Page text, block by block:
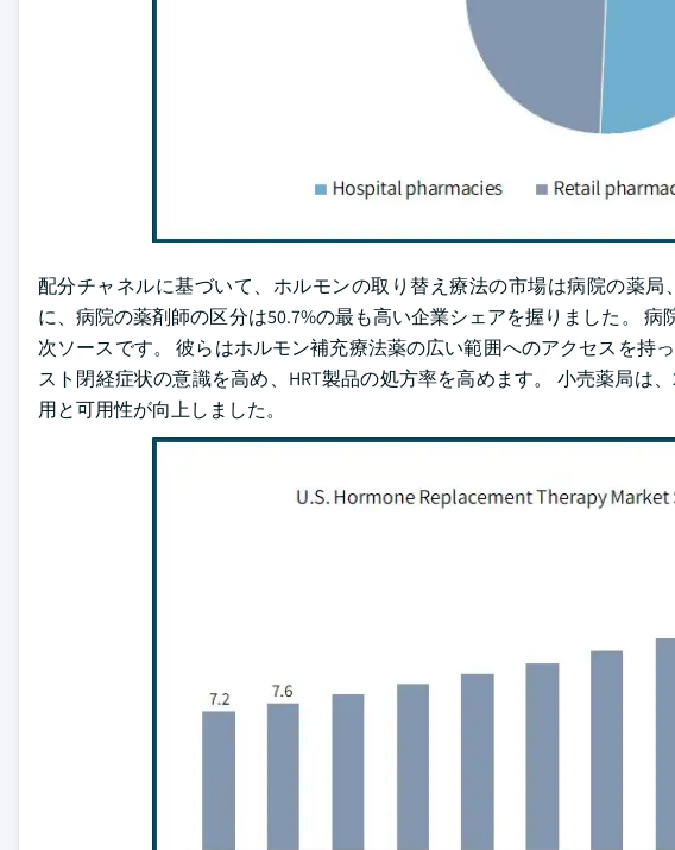
配分チャネルに基づいて、ホルモンの取り替え療法の市場は病院の薬
に、病院の薬剤師の区分は50.7%の最も高い企業シェアを握りました。
次ソースです。 彼らはホルモン補充療法薬の広い範囲へのアクセスを持
スト閉経症状の意識を高め、HRT製品の処方率を高めます。 小売薬局は
用と可用性が向上しました。